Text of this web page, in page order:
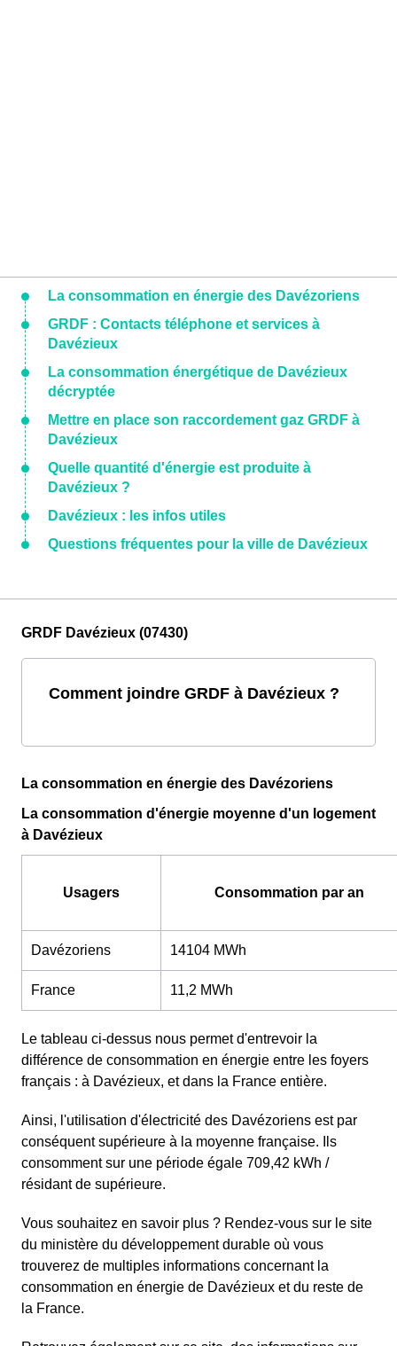
La consommation en énergie des Davézoriens
GRDF : Contacts téléphone et services à
Davézieux
La consommation énergétique de Davézieux
décryptée
Mettre en place son raccordement gaz GRDF à
Davézieux
Quelle quantité d'énergie est produite à
Davézieux ?
Davézieux : les infos utiles
Questions fréquentes pour la ville de Davézieux
GRDF Davézieux (07430)
Comment joindre GRDF à Davézieux ?
La consommation en énergie des Davézoriens
La consommation d'énergie moyenne d'un logement
à Davézieux
Usagers Consommation par an
Davézoriens 14104 MWh
France 11,2 MWh
Le tableau ci-dessus nous permet d'entrevoir la
différence de consommation en énergie entre les foyers
français : à Davézieux, et dans la France entière.
Ainsi, l'utilisation d'électricité des Davézoriens est par
conséquent supérieure à la moyenne française. Ils
consomment sur une période égale 709,42 kWh /
résidant de supérieure.
Vous souhaitez en savoir plus ? Rendez-vous sur le site
du ministère du développement durable où vous
trouverez de multiples informations concernant la
consommation en énergie de Davézieux et du reste de
la France.